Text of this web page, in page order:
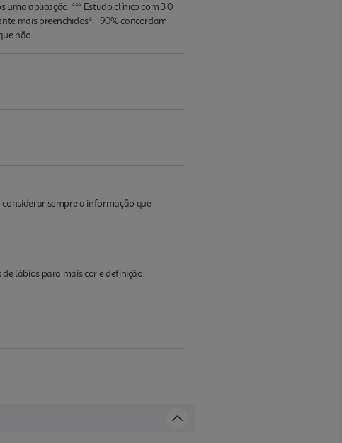
aplicação. *** Estudo clínico com 3 0
mais preenchidos* - 90% concordam
não
sempre a informação que
lábios para mais cor e definição.